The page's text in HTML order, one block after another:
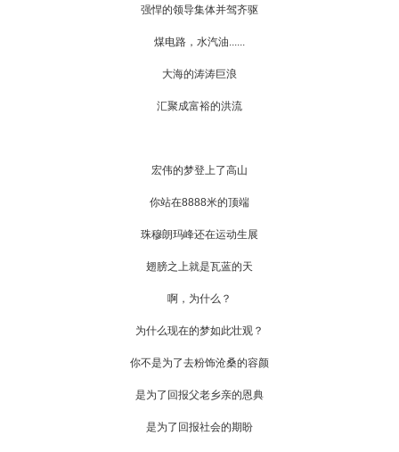
强悍的领导集体并驾齐驱
煤电路，水汽油......
大海的涛涛巨浪
汇聚成富裕的洪流
宏伟的梦登上了高山
你站在8888米的顶端
珠穆朗玛峰还在运动生展
翅膀之上就是瓦蓝的天
啊，为什么？
为什么现在的梦如此壮观？
你不是为了去粉饰沧桑的容颜
是为了回报父老乡亲的恩典
是为了回报社会的期盼